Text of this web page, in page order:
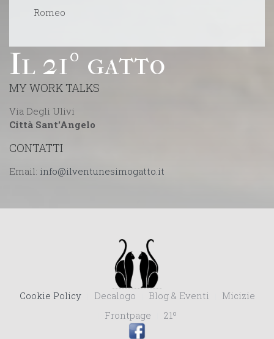
Romeo
Il 21º gatto
MY WORK TALKS
Via Degli Ulivi
Città Sant'Angelo
CONTATTI
Email:
Cookie Policy Decalogo Blog & Eventi
Micizie
Frontpage
21º